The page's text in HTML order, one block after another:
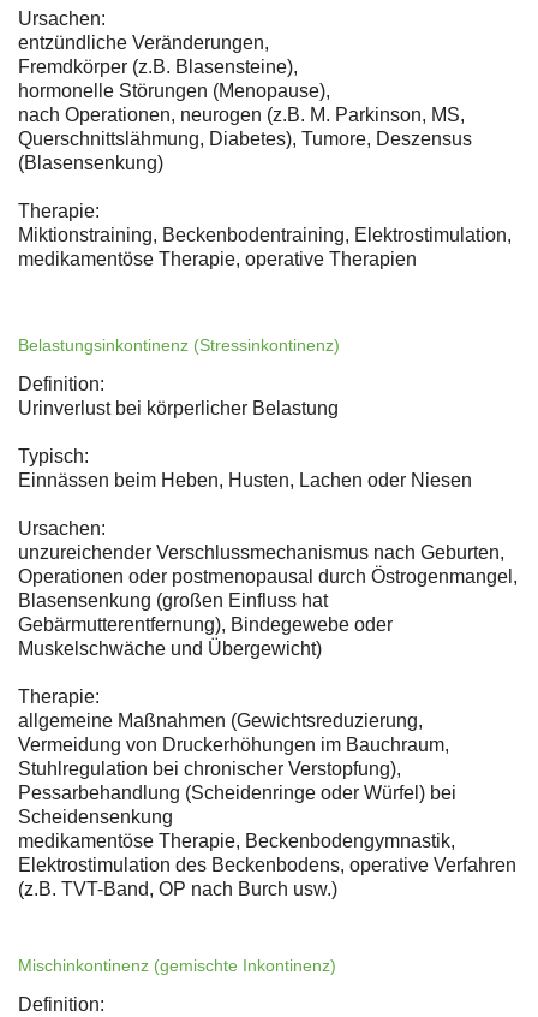
Ursachen:
entzündliche Veränderungen,
Fremdkörper (z.B. Blasensteine),
hormonelle Störungen (Menopause),
nach Operationen, neurogen (z.B. M. Parkinson, MS,
Querschnittslähmung, Diabetes), Tumore, Deszensus
(Blasensenkung)
Therapie:
Miktionstraining, Beckenbodentraining, Elektrostimulation,
medikamentöse Therapie, operative Therapien
Belastungsinkontinenz (Stressinkontinenz)
Definition:
Urinverlust bei körperlicher Belastung
Typisch:
Einnässen beim Heben, Husten, Lachen oder Niesen
Ursachen:
unzureichender Verschlussmechanismus nach Geburten,
Operationen oder postmenopausal durch Östrogenmangel,
Blasensenkung (großen Einfluss hat
Gebärmutterentfernung), Bindegewebe oder
Muskelschwäche und Übergewicht)
Therapie:
allgemeine Maßnahmen (Gewichtsreduzierung,
Vermeidung von Druckerhöhungen im Bauchraum,
Stuhlregulation bei chronischer Verstopfung),
Pessarbehandlung (Scheidenringe oder Würfel) bei
Scheidensenkung
medikamentöse Therapie, Beckenbodengymnastik,
Elektrostimulation des Beckenbodens, operative Verfahren
(z.B. TVT-Band, OP nach Burch usw.)
Mischinkontinenz (gemischte Inkontinenz)
Definition: